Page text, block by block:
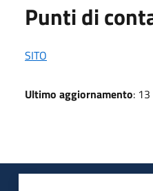
Punti di
SITO
Ultimo aggiornamento: